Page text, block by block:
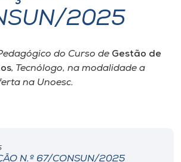
2025
do Curso de Gestão de
, Tecnólogo, na modalidade a
na Unoesc.
N.º 67/CONSUN/2025